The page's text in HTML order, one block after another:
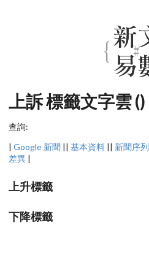
上訴 標籤文字雲 ()
查詢:
| Google 新聞 || 基本資料 || 新聞序列
差異 |
上升標籤
下降標籤